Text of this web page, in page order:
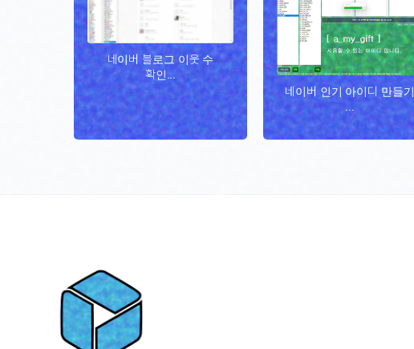
네이버 블로그 이웃 수
확인...
네이버 인기 아이디 만들기
...